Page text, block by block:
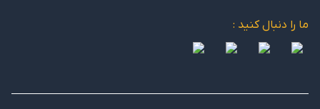
ما را دنبال کنید :